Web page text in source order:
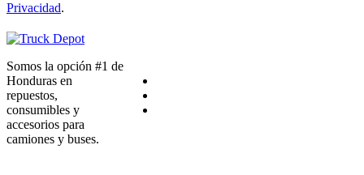
Privacidad.
Somos la opción #1 de
Honduras en
repuestos,
consumibles y
accesorios para
camiones y buses.